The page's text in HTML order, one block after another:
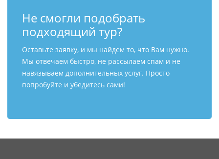
Не смогли подобрать
подходящий тур?
Оставьте заявку, и мы найдем то, что Вам нужно.
Мы отвечаем быстро, не рассылаем спам и не
навязываем дополнительных услуг. Просто
попробуйте и убедитесь сами!